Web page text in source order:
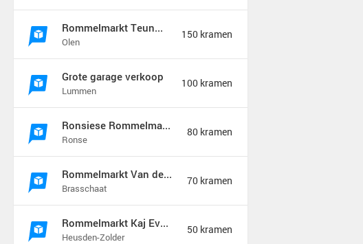
Rommelmarkt Teunenberg
Olen
150 kramen
Grote garage verkoop
Lummen
100 kramen
Ronsiese Rommelmarkt
Ronse
80 kramen
Rommelmarkt Van de Wiellei Noord Brasschaat
Brasschaat
70 kramen
Rommelmarkt Kaj Eversel
Heusden-Zolder
50 kramen